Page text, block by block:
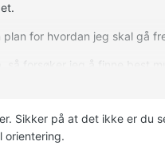
for hvordan jeg skal gå
forsøker jeg å finne best
Sikker på at det ikke er du
orientering.